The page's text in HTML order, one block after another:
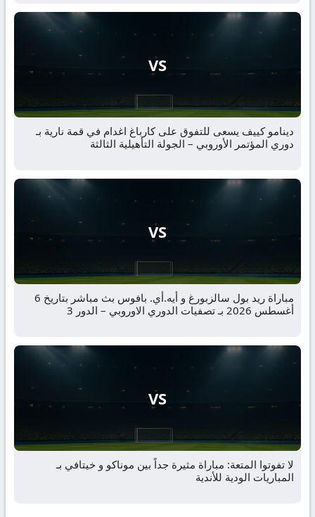
VS
دينامو كييف يسعى للتفوق على كارباغ اغدام في قمة نارية بـ
دوري المؤتمر الأوروبي – الجولة التأهيلية الثالثة
VS
مباراة ريد بول سالزبورغ و أيه.أي. بافوس بث مباشر بتاريخ 6
أغسطس 2026 بـ تصفيات الدوري الاوروبي – الدور 3
VS
لا تفوتوا المتعة: مباراة مثيرة جداً بين موناكو و خيتافي بـ
المباريات الودية للأندية